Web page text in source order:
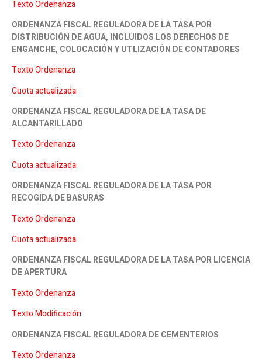
Texto Ordenanza
ORDENANZA FISCAL REGULADORA DE LA TASA POR
DISTRIBUCIÓN DE AGUA, INCLUIDOS LOS DERECHOS DE
ENGANCHE, COLOCACIÓN Y UTLIZACIÓN DE CONTADORES
Texto Ordenanza
Cuota actualizada
ORDENANZA FISCAL REGULADORA DE LA TASA DE
ALCANTARILLADO
Texto Ordenanza
Cuota actualizada
ORDENANZA FISCAL REGULADORA DE LA TASA POR
RECOGIDA DE BASURAS
Texto Ordenanza
Cuota actualizada
ORDENANZA FISCAL REGULADORA DE LA TASA POR LICENCIA
DE APERTURA
Texto Ordenanza
Texto Modificación
ORDENANZA FISCAL REGULADORA DE CEMENTERIOS
Texto Ordenanza